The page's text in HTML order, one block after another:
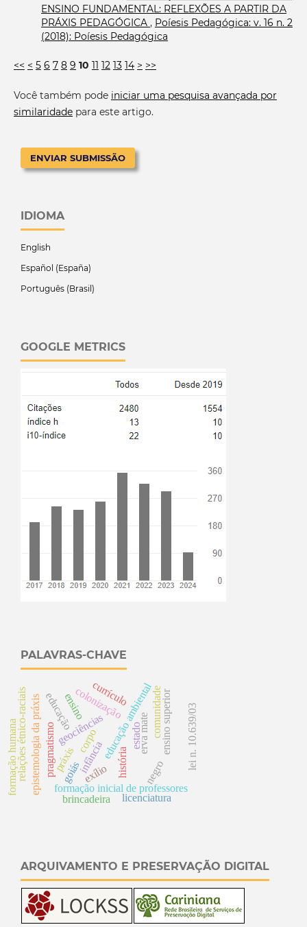
ENSINO FUNDAMENTAL: REFLEXÕES A PARTIR DA
PRÁXIS PEDAGÓGICA , Poíesis Pedagógica: v. 16 n. 2
(2018): Poíesis Pedagógica
<< < 5 6 7 8 9 10 11 12 13 14 > >>
Você também pode iniciar uma pesquisa avançada por
similaridadepara este artigo.
ENVIAR SUBMISSÃO
IDIOMA
English
Español (España)
Português (Brasil)
GOOGLE METRICS
PALAVRAS-CHAVE
infância história
corpo
formação inicial de professores
geociênciaseducação ambiental
educação comunidade
colonização
estado
negro
goiás
epistemologia da práxis ensino superior lei n. 10.639/03
relações étnico-raciais
licenciatura
ensinocurrículo
formação humana pragmatismo
brincadeira
exílio
práxis
erva mate
ARQUIVAMENTO E PRESERVAÇÃO DIGITAL